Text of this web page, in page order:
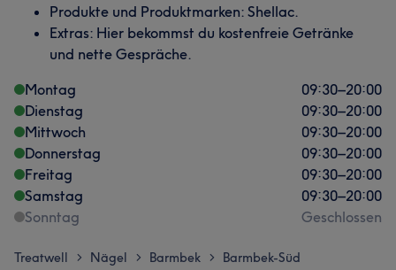
Produkte und Produktmarken: Shellac.
Extras: Hier bekommst du kostenfreie Getränke
und nette Gespräche.
Montag
09:30–20:00
Dienstag
09:30–20:00
Mittwoch
09:30–20:00
Donnerstag
09:30–20:00
Freitag
09:30–20:00
Samstag
09:30–20:00
Sonntag
Geschlossen
Treatwell > Nägel > Barmbek > Barmbek-Süd